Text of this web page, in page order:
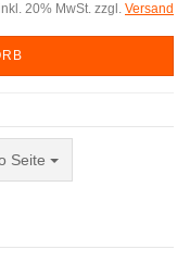
20% MwSt. zzgl. Versand
Seite